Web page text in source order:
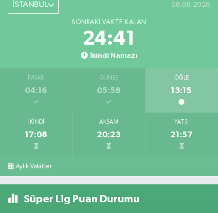
İSTANBUL 06.08.2026
SONRAKI VAKTE KALAN
24:41
İkindi Namazı
İMSAK
04:16
GÜNEŞ
05:58
ÖĞLE
13:15
İKINDI
17:08
AKŞAM
20:23
YATSI
21:57
Aylık Vakitler
Süper Lig Puan Durumu